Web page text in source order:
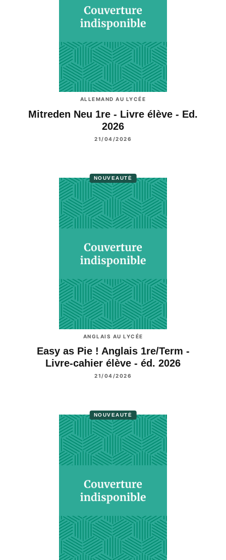
ALLEMAND AU LYCÉE
Mitreden Neu 1re - Livre élève - Ed.
2026
21/04/2026
NOUVEAUTÉ
ANGLAIS AU LYCÉE
Easy as Pie ! Anglais 1re/Term -
Livre-cahier élève - éd. 2026
21/04/2026
NOUVEAUTÉ